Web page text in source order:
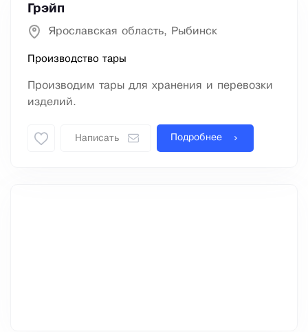
Грэйп
Ярославская область, Рыбинск
Производство тары
Производим тары для хранения и перевозки
изделий.
Написать Подробнее